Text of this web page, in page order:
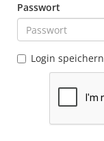
Passwort
Login speichern